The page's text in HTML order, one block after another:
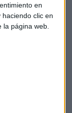
en
clic en
página web.
del día